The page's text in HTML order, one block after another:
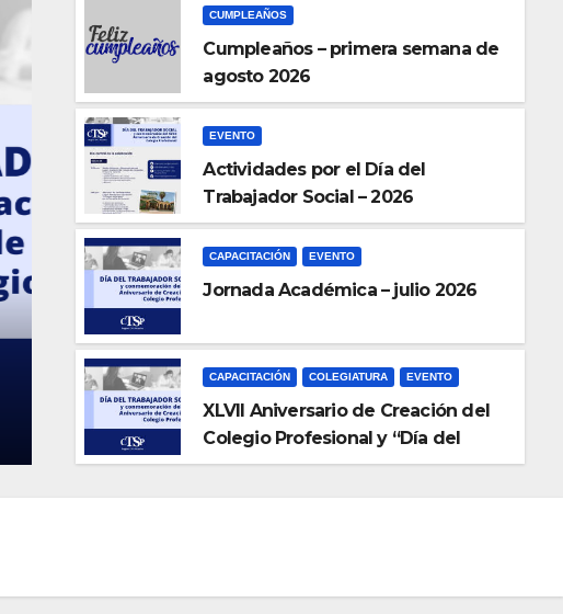
CAPACITACIÓN COLEGIATURA EVENTO
XLVII Aniversario de
Profesional y “Día del
JUL 9, 2026
CUMPLEAÑOS
Cumpleaños – primera semana de
agosto 2026
EVENTO
Actividades por el Día del
Trabajador Social – 2026
CAPACITACIÓN EVENTO
Jornada Académica – julio 2026
CAPACITACIÓN COLEGIATURA EVENTO
XLVII Aniversario de Creación del
Colegio Profesional y “Día del
Trabajador Social”